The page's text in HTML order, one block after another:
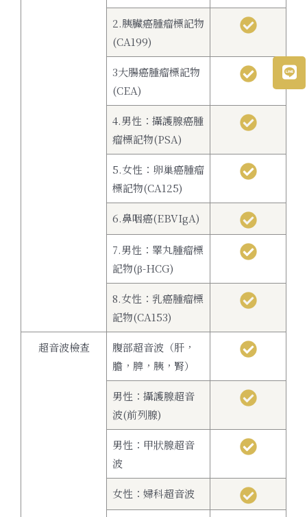
2.胰臟癌腫瘤標記物
(CA199)
3大腸癌腫瘤標記物
(CEA)
4.男性：攝護腺癌腫
瘤標記物(PSA)
5.女性：卵巢癌腫瘤
標記物(CA125)
6.鼻咽癌(EBVIgA)
7.男性：睪丸腫瘤標
記物(β-HCG)
8.女性：乳癌腫瘤標
記物(CA153)
超音波檢查
腹部超音波（肝，
膽，脾，胰，腎）
男性：攝護腺超音
波(前列腺)
男性：甲狀腺超音
波
女性：婦科超音波